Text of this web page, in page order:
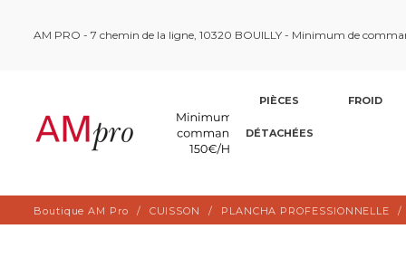
AM PRO - 7 chemin de la ligne, 10320 BOUILLY - Minimum de
PIÈCES
DÉTACHÉES
FROID
Boutique AM Pro CUISSON PLANCHA PROFESSIONNELLE